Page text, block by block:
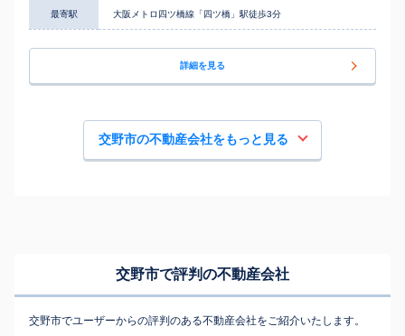
最寄駅 大阪メトロ四ツ橋線「四ツ橋」駅徒歩3分
詳細を見る
交野市の不動産会社をもっと見る
交野市で評判の不動産会社
交野市でユーザーからの評判のある不動産会社をご紹介いたします。